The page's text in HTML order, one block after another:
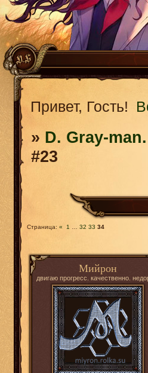
Привет, Гость!
» D. Gray-
#23
Страница: « 1 32 33 34
Мийрон
двигаю прогресс. качественно.